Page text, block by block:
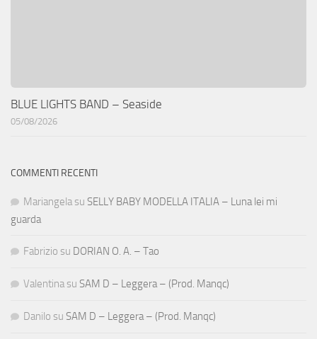
BLUE LIGHTS BAND – Seaside
05/08/2026
COMMENTI RECENTI
Mariangela su SELLY BABY MODELLA ITALIA – Luna lei mi
guarda
Fabrizio su DORIAN O. A. – Tao
Valentina su SAM D – Leggera – (Prod. Manqc)
Danilo su SAM D – Leggera – (Prod. Manqc)